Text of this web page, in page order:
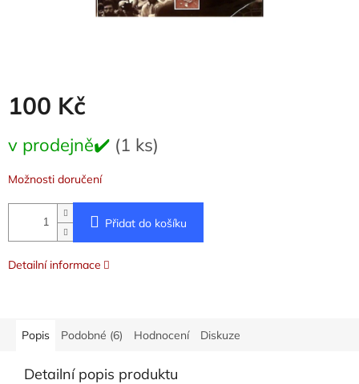
100 Kč
cena:
v prodejně✔️ (1 ks)
Možnosti doručení
Přidat do košíku
Detailní informace
Popis Podobné (6) Hodnocení Diskuze
Detailní popis produktu